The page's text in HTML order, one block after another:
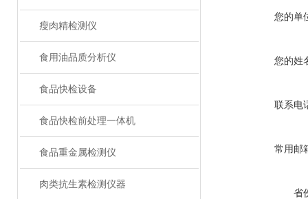
瘦肉精检测仪
食用油品质分析仪
食品快检设备
食品快检前处理一体机
食品重金属检测仪
肉类抗生素检测仪器
您的单
您的姓
联系电
常用邮
省